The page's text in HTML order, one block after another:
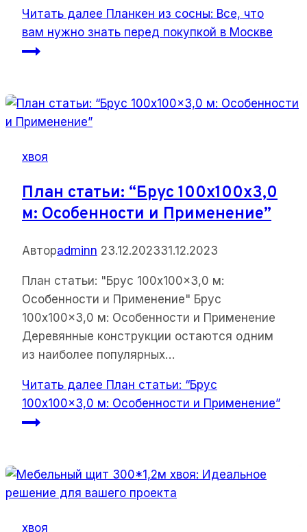
Читать далее Планкен из сосны: Все, что
вам нужно знать перед покупкой в Москве
хвоя
План статьи: “Брус 100x100x3,0
м: Особенности и Применение”
Авторadminn 23.12.202331.12.2023
План статьи: "Брус 100x100x3,0 м:
Особенности и Применение" Брус
100x100x3,0 м: Особенности и Применение
Деревянные конструкции остаются одним
из наиболее популярных…
Читать далее План статьи: “Брус
100x100x3,0 м: Особенности и Применение”
хвоя